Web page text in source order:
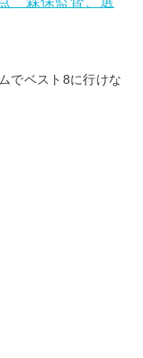
でベスト8に行けな